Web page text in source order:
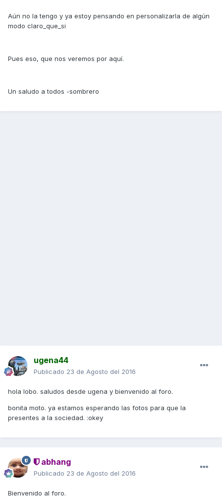
Aún no la tengo y ya estoy pensando en personalizarla de algún
modo claro_que_si
Pues eso, que nos veremos por aquí.
Un saludo a todos -sombrero
ugena44
Publicado 23 de Agosto del 2016
hola lobo. saludos desde ugena y bienvenido al foro.
bonita moto. ya estamos esperando las fotos para que la
presentes a la sociedad. :okey
abhang
Publicado 23 de Agosto del 2016
Bienvenido al foro.